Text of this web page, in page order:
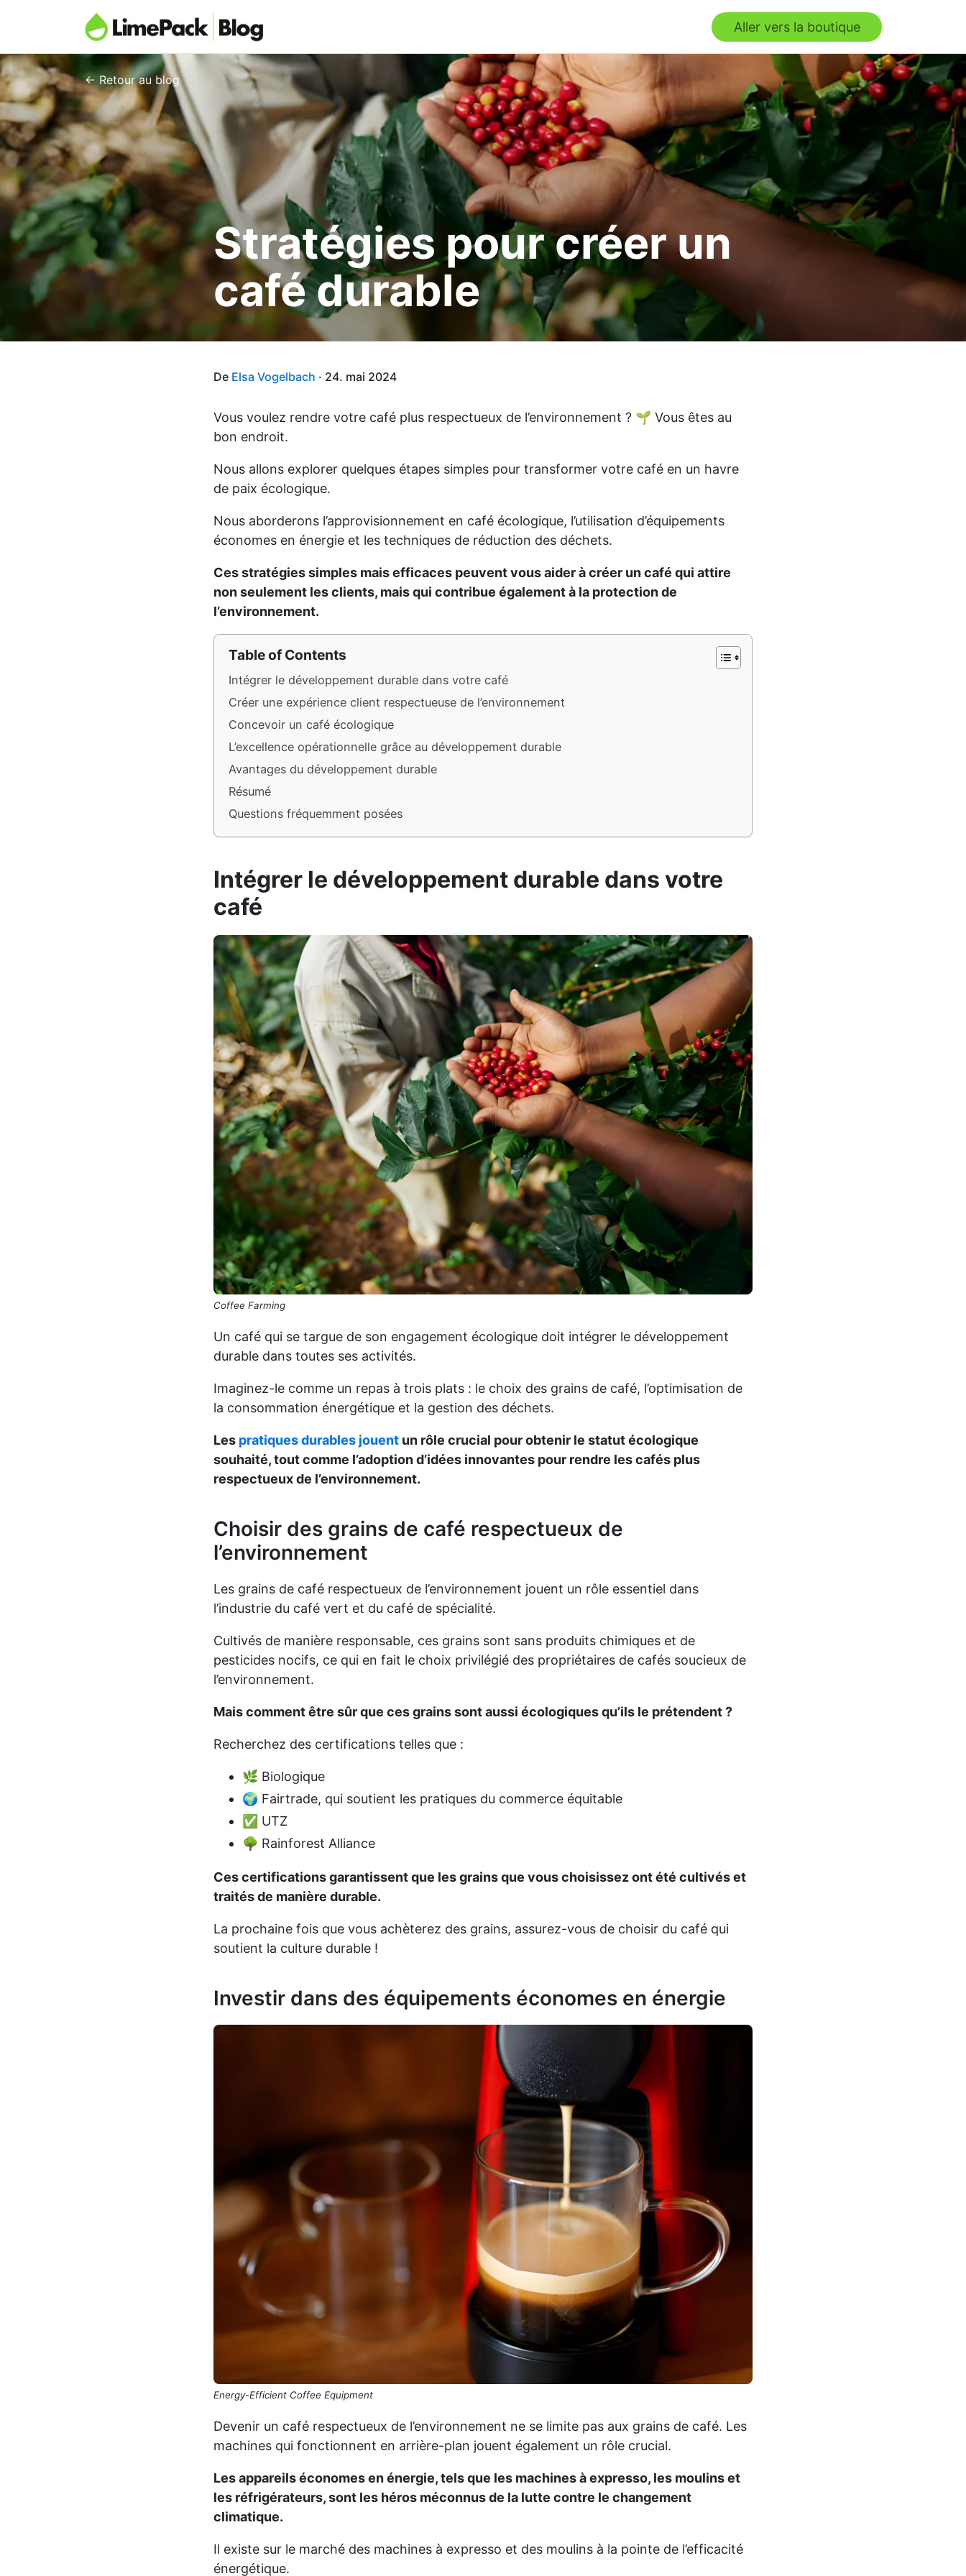
Aller vers la boutique
← Retour au blog
Stratégies pour créer un
café durable
De Elsa Vogelbach · 24. mai 2024
Vous voulez rendre votre café plus respectueux de l’environnement ? 🌱 Vous êtes au
bon endroit.
Nous allons explorer quelques étapes simples pour transformer votre café en un havre
de paix écologique.
Nous aborderons l’approvisionnement en café écologique, l’utilisation d’équipements
économes en énergie et les techniques de réduction des déchets.
Ces stratégies simples mais efficaces peuvent vous aider à créer un café qui attire
non seulement les clients, mais qui contribue également à la protection de
l’environnement.
Table of Contents
Intégrer le développement durable dans votre café
Créer une expérience client respectueuse de l’environnement
Concevoir un café écologique
L’excellence opérationnelle grâce au développement durable
Avantages du développement durable
Résumé
Questions fréquemment posées
Intégrer le développement durable dans votre
café
Coffee Farming
Un café qui se targue de son engagement écologique doit intégrer le développement
durable dans toutes ses activités.
Imaginez-le comme un repas à trois plats : le choix des grains de café, l’optimisation de
la consommation énergétique et la gestion des déchets.
Les pratiques durables jouent un rôle crucial pour obtenir le statut écologique
souhaité, tout comme l’adoption d’idées innovantes pour rendre les cafés plus
respectueux de l’environnement.
Choisir des grains de café respectueux de
l’environnement
Les grains de café respectueux de l’environnement jouent un rôle essentiel dans
l’industrie du café vert et du café de spécialité.
Cultivés de manière responsable, ces grains sont sans produits chimiques et de
pesticides nocifs, ce qui en fait le choix privilégié des propriétaires de cafés soucieux de
l’environnement.
Mais comment être sûr que ces grains sont aussi écologiques qu’ils le prétendent ?
Recherchez des certifications telles que :
🌿 Biologique
🌍 Fairtrade, qui soutient les pratiques du commerce équitable
✅ UTZ
🌳 Rainforest Alliance
Ces certifications garantissent que les grains que vous choisissez ont été cultivés et
traités de manière durable.
La prochaine fois que vous achèterez des grains, assurez-vous de choisir du café qui
soutient la culture durable !
Investir dans des équipements économes en énergie
Energy-Efficient Coffee Equipment
Devenir un café respectueux de l’environnement ne se limite pas aux grains de café. Les
machines qui fonctionnent en arrière-plan jouent également un rôle crucial.
Les appareils économes en énergie, tels que les machines à expresso, les moulins et
les réfrigérateurs, sont les héros méconnus de la lutte contre le changement
climatique.
Il existe sur le marché des machines à expresso et des moulins à la pointe de l’efficacité
énergétique.